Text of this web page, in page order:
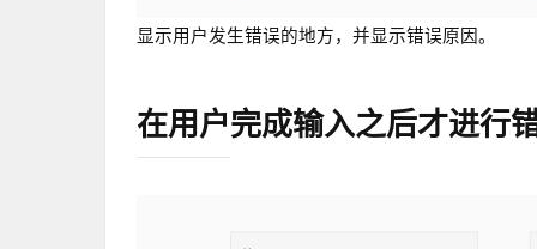
显示用户发生错误的地方，并显示错误原因。
在用户完成输入之后才进行